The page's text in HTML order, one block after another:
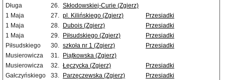
Długa
26. Skłodowskiej-Curie (Zgierz)
1 Maja
27. pl. Kilińskiego (Zgierz)
Przesiadki
1 Maja
28. Dubois (Zgierz)
Przesiadki
1 Maja
29. Piłsudskiego (Zgierz)
Przesiadki
Piłsudskiego
30. szkoła nr 1 (Zgierz)
Przesiadki
Musierowicza
31.
Piątkowska (Zgierz)
Musierowicza
32. Łęczycka (Zgierz)
Przesiadki
Gałczyńskiego
33. Parzęczewska (Zgierz)
Przesiadki